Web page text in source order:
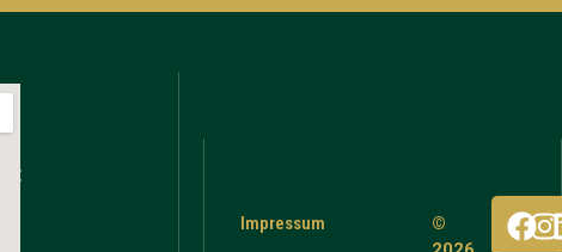
Impressum
©